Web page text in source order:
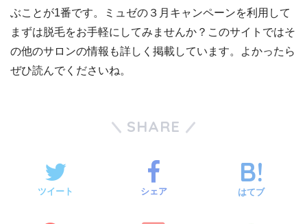
ぶことが1番です。ミュゼの３月キャンペーンを利用して
まずは脱毛をお手軽にしてみませんか？このサイトではそ
の他のサロンの情報も詳しく掲載しています。よかったら
ぜひ読んでくださいね。
SHARE
ツイート シェア はてブ